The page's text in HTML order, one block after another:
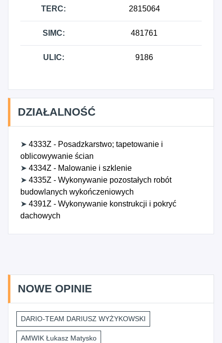
TERC: 2815064
SIMC: 481761
ULIC: 9186
DZIAŁALNOŚĆ
➤ 4333Z - Posadzkarstwo; tapetowanie i
oblicowywanie ścian
➤ 4334Z - Malowanie i szklenie
➤ 4335Z - Wykonywanie pozostałych robót
budowlanych wykończeniowych
➤ 4391Z - Wykonywanie konstrukcji i pokryć
dachowych
NOWE OPINIE
DARIO-TEAM DARIUSZ WYŻYKOWSKI
AMWIK Łukasz Matysko